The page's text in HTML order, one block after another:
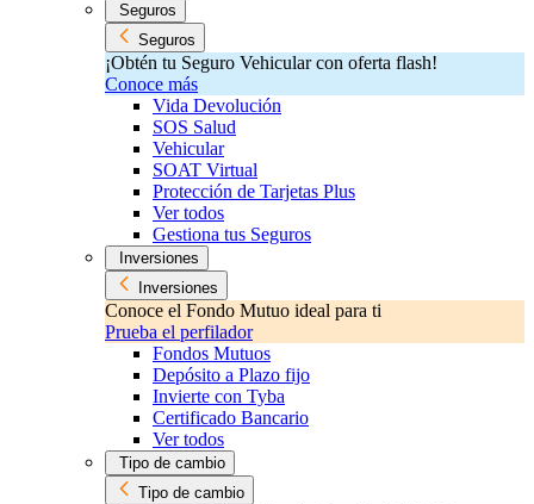
Seguros
Seguros
¡Obtén tu Seguro Vehicular con oferta flash!
Conoce más
Vida Devolución
SOS Salud
Vehicular
SOAT Virtual
Protección de Tarjetas Plus
Ver todos
Gestiona tus Seguros
Inversiones
Inversiones
Conoce el Fondo Mutuo ideal para ti
Prueba el perfilador
Fondos Mutuos
Depósito a Plazo fijo
Invierte con Tyba
Certificado Bancario
Ver todos
Tipo de cambio
Tipo de cambio